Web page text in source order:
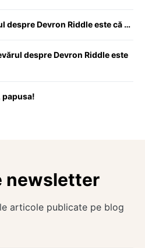
despre Devron Riddle este că …
despre Devron Riddle este
papusa!
newsletter
articole publicate pe blog